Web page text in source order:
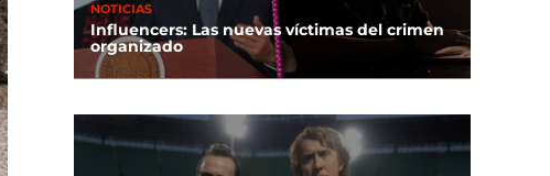
NOTICIAS
Influencers: Las nuevas víctimas del crimen
organizado